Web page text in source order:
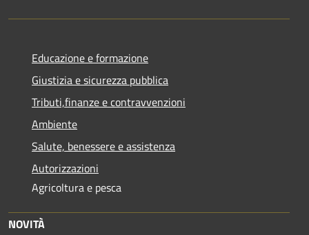
Educazione e formazione
Giustizia e sicurezza pubblica
Tributi,finanze e contravvenzioni
Ambiente
Salute, benessere e assistenza
Autorizzazioni
Agricoltura e pesca
NOVITÀ